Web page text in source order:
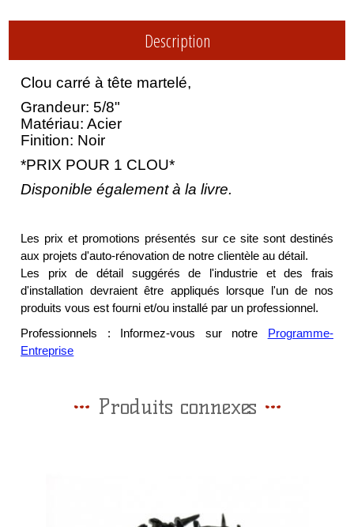
Description
Clou carré à tête martelé,
Grandeur: 5/8"
Matériau: Acier
Finition: Noir
*PRIX POUR 1 CLOU*
Disponible également à la livre.
Les prix et promotions présentés sur ce site sont destinés
aux projets d'auto-rénovation de notre clientèle au détail.
Les prix de détail suggérés de l'industrie et des frais
d'installation devraient être appliqués lorsque l'un de nos
produits vous est fourni et/ou installé par un professionnel.
Professionnels : Informez-vous sur notre
Programme-
Entreprise
Produits connexes